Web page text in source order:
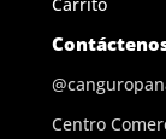
Carrito
Centro